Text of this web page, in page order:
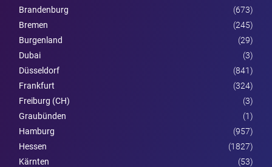
Brandenburg
(673)
Bremen
(245)
Burgen­land
(29)
Dubai
(3)
Düsseldorf
(841)
Frankfurt
(324)
Freiburg (CH)
(3)
Graubünden
(1)
Hamburg
(957)
Hessen
(1827)
Kärnten
(53)